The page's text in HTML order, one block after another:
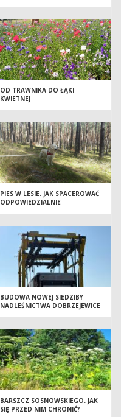
OD TRAWNIKA DO ŁĄKI
KWIETNEJ
PIES W LESIE. JAK SPACEROWAĆ
ODPOWIEDZIALNIE
BUDOWA NOWEJ SIEDZIBY
NADLEŚNICTWA DOBRZEJEWICE
BARSZCZ SOSNOWSKIEGO. JAK
SIĘ PRZED NIM CHRONIĆ?